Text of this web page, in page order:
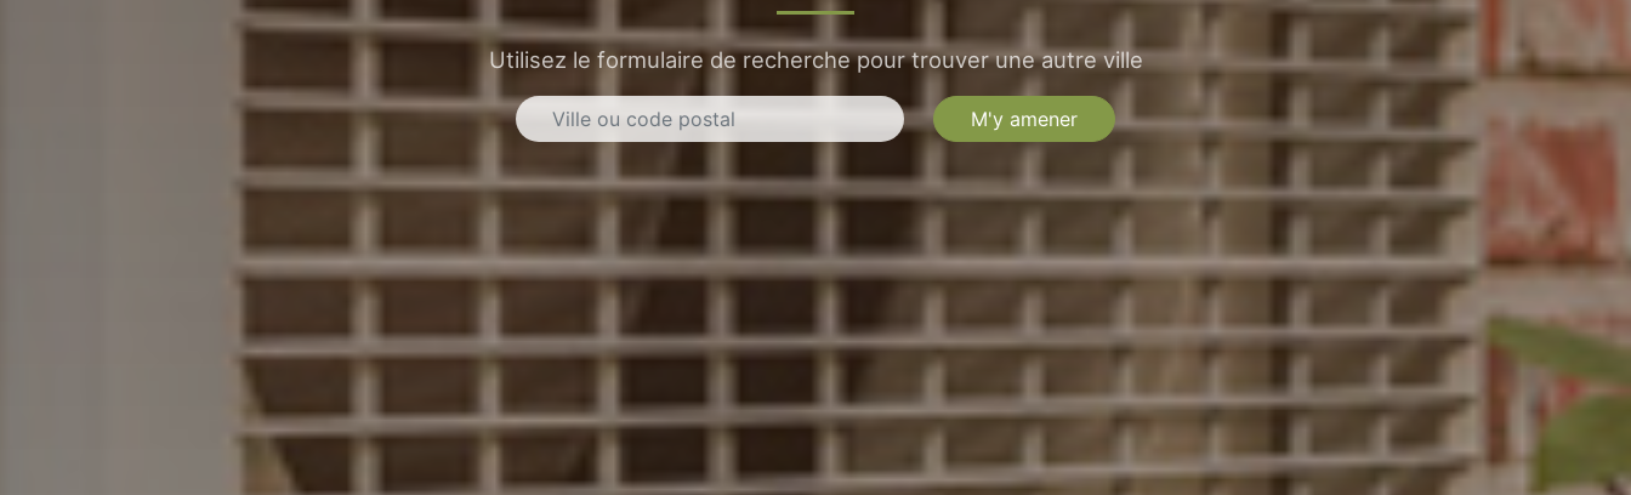
Utilisez le formulaire de recherche pour trouver une autre ville
M'y amener